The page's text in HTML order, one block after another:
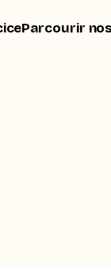
Parcourir